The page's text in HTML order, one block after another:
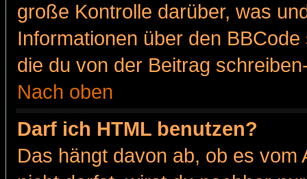
große Kontrolle darüber, was
Informationen über den
die du von der Beitrag
Nach oben
Darf ich HTML benutzen?
Das hängt davon ab, ob es